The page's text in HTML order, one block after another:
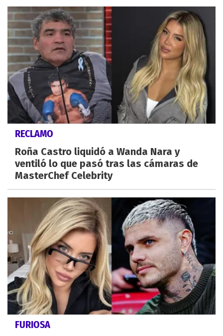
RECLAMO
Roña Castro liquidó a Wanda Nara y
ventiló lo que pasó tras las cámaras de
MasterChef Celebrity
FURIOSA